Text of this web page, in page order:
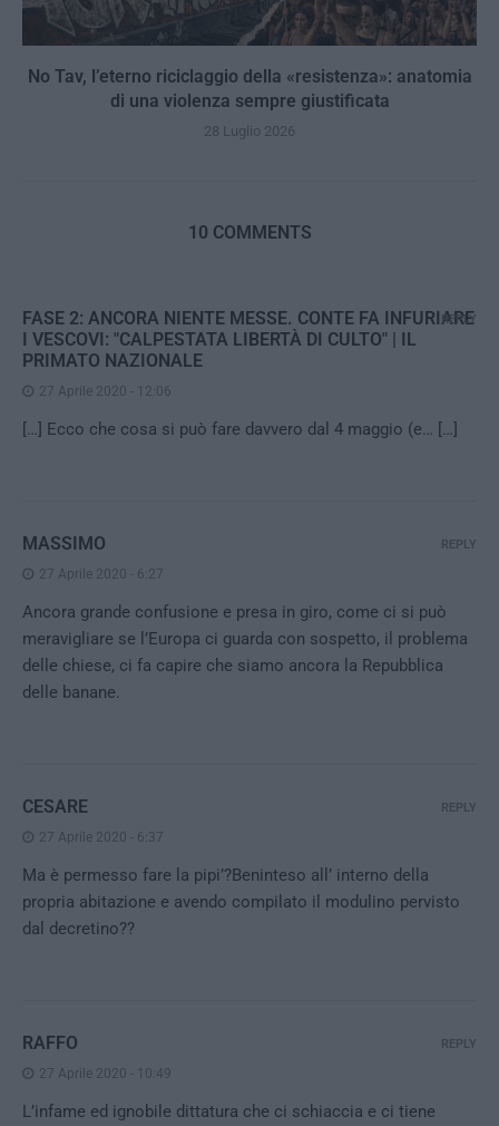
No Tav, l’eterno riciclaggio della «resistenza»: anatomia
di una violenza sempre giustificata
28 Luglio 2026
10 COMMENTS
FASE 2: ANCORA NIENTE MESSE. CONTE FA INFURIARE
I VESCOVI: "CALPESTATA LIBERTÀ DI CULTO" | IL
PRIMATO NAZIONALE
27 Aprile 2020 - 12:06
[…] Ecco che cosa si può fare davvero dal 4 maggio (e… […]
REPLY
MASSIMO
27 Aprile 2020 - 6:27
Ancora grande confusione e presa in giro, come ci si può
meravigliare se l’Europa ci guarda con sospetto, il problema
delle chiese, ci fa capire che siamo ancora la Repubblica
delle banane.
REPLY
CESARE
27 Aprile 2020 - 6:37
Ma è permesso fare la pipi’?Beninteso all’ interno della
propria abitazione e avendo compilato il modulino pervisto
dal decretino??
REPLY
RAFFO
27 Aprile 2020 - 10:49
L’infame ed ignobile dittatura che ci schiaccia e ci tiene
REPLY